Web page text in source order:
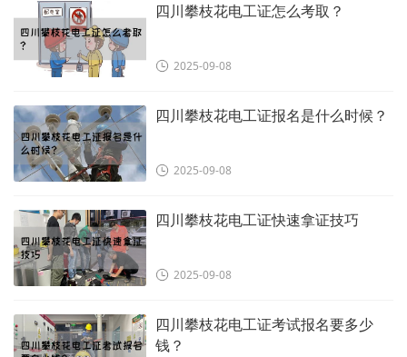
四川攀枝花电工证怎么考取？
2025-09-08
四川攀枝花电工证报名是什么时候？
2025-09-08
四川攀枝花电工证快速拿证技巧
2025-09-08
四川攀枝花电工证考试报名要多少
钱？